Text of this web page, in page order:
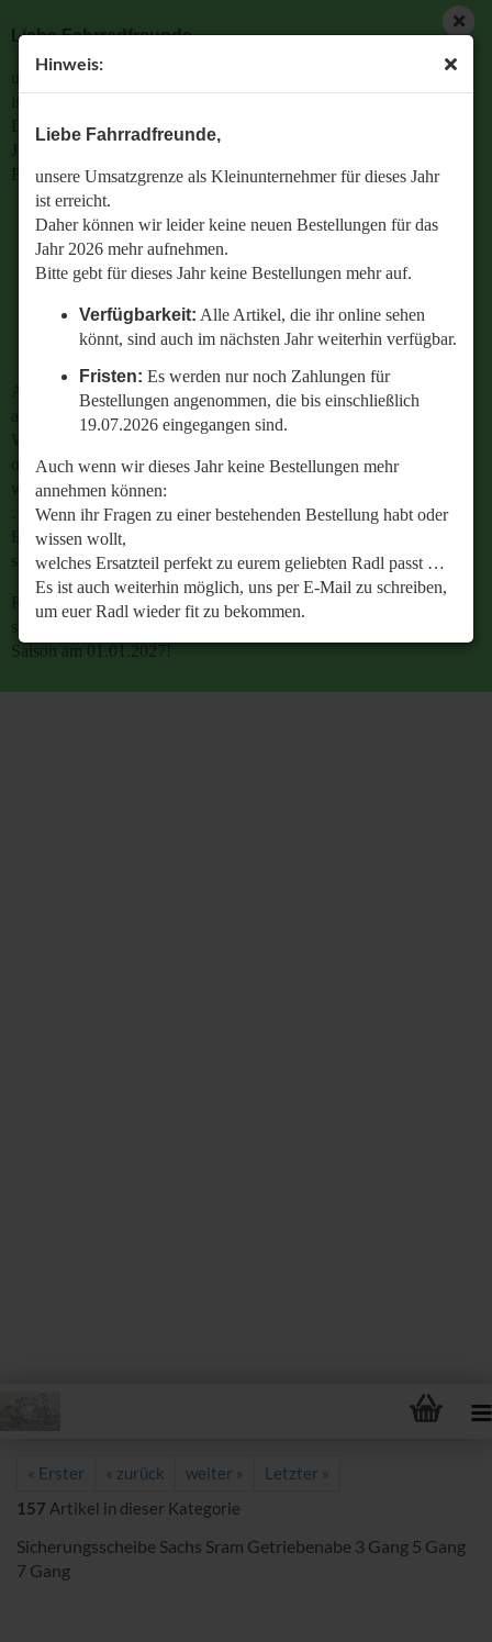
Hinweis:
Liebe Fahrradfreunde,
unsere Umsatzgrenze als Kleinunternehmer für dieses Jahr
ist erreicht.
Daher können wir leider keine neuen Bestellungen für das
Jahr 2026 mehr aufnehmen.
Bitte gebt für dieses Jahr keine Bestellungen mehr auf.
Verfügbarkeit: Alle Artikel, die ihr online sehen
könnt, sind auch im nächsten Jahr weiterhin verfügbar.
Fristen: Es werden nur noch Zahlungen für
Bestellungen angenommen, die bis einschließlich
19.07.2026 eingegangen sind.
Auch wenn wir dieses Jahr keine Bestellungen mehr
annehmen können:
Wenn ihr Fragen zu einer bestehenden Bestellung habt oder
wissen wollt,
welches Ersatzteil perfekt zu eurem geliebten Radl passt …
Es ist auch weiterhin möglich, uns per E-Mail zu schreiben,
um euer Radl wieder fit zu bekommen.
Retrobike wünscht euch eine gesunde Radlzeit und freut
Liebe Fahrradfreunde,
unsere Umsatzgrenze als Kleinunternehmer für dieses Jahr
ist erreicht.
Daher können wir leider keine neuen Bestellungen für das
Jahr 2026 mehr aufnehmen.
Bitte gebt für dieses Jahr keine Bestellungen mehr auf.
Verfügbarkeit: Alle Artikel, die ihr online sehen
könnt, sind auch im nächsten Jahr weiterhin
verfügbar.
Bestellungen angenommen, die bis einschließlich
19.07.2026 eingegangen sind.
Auch wenn wir dieses Jahr keine Bestellungen mehr
annehmen können:
Wenn ihr Fragen zu einer bestehenden Bestellung habt
oder wissen wollt,
welches Ersatzteil perfekt zu eurem geliebten Radl passt
…
Es ist auch weiterhin möglich, uns per E-Mail zu
schreiben, um euer Radl wieder fit zu bekommen.
Retrobike wünscht euch eine gesunde Radlzeit und freut
sich schon jetzt auf den gemeinsamen Start in die neue
Saison am 01.01.2027!
« Erster « zurück weiter »
Letzter »
157 Artikel in dieser Kategorie
Sicherungsscheibe Sachs Sram Getriebenabe 3 Gang 5 Gang
7 Gang